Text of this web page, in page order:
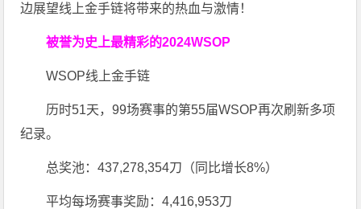
边展望线上金手链将带来的热血与激情！
被誉为史上最精彩的2024WSOP
WSOP线上金手链
历时51天，99场赛事的第55届WSOP再次刷新多项
纪录。
总奖池：437,278,354刀（同比增长8%）
平均每场赛事奖励：4,416,953刀